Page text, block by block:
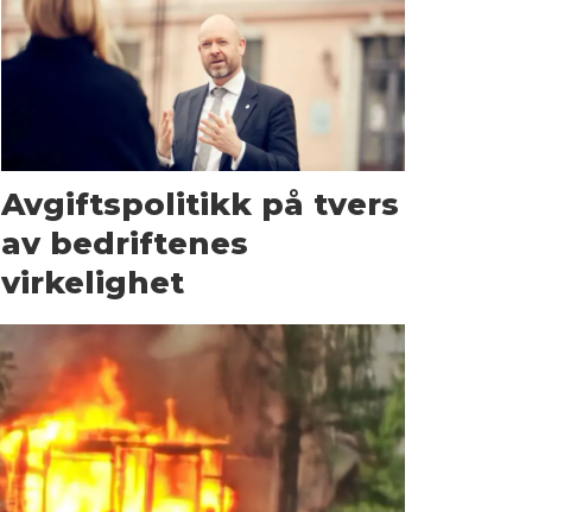
Avgiftspolitikk på tvers
av bedriftenes
virkelighet